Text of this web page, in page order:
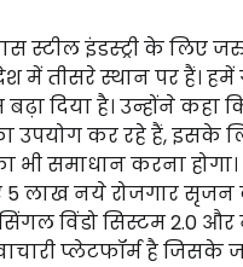
स्टील इंडस्ट्री के लिए
में तीसरे स्थान पर हैं। हमें
दिया है। उन्होंने कहा
उपयोग कर रहे हैं, इसके
भी समाधान करना
5 लाख नये रोजगार सृजन
विंडो सिस्टम 2.0
प्लेटफॉर्म है जिसके